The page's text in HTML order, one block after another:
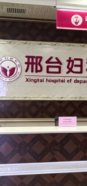
揭秘！专业充电桩项目
哪些行业秘诀？